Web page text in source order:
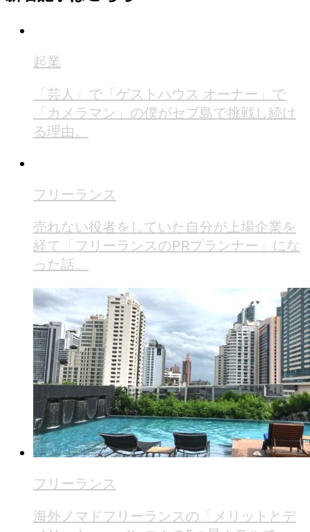
起業
「芸人」で「ゲストハウス オーナー」で
「カメラマン」の僕がセブ島で挑戦し続け
る理由。
フリーランス
売れない役者をしていた自分が上場企業を
経て「フリーランスのPRプランナー」にな
った話。
フリーランス
海外ノマドフリーランスの「メリットとデ